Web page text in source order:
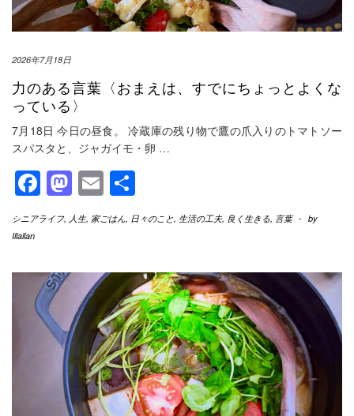
2026年7月18日
力のある言葉〈おまえは、すでにちょっとよくな
っている〉
7月18日 今日の昼食。 冷蔵庫の残り物で鷹の爪入りのトマトソー
スパスタと、ジャガイモ・卵 …
Facebook
Mastodon
Email
有
シニアライフ, 人生, 家ごはん, 日々のこと, 生活の工夫, 良く生きる, 言葉 - by
Illallan